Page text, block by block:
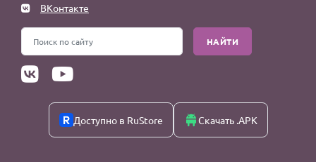
ВКонтакте
НАЙТИ
Доступно в RuStore Скачать .APK